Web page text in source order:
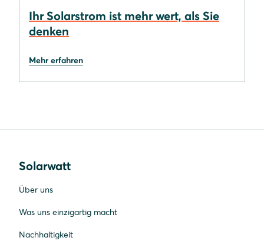
Ihr Solarstrom ist mehr wert, als Sie
denken
Mehr erfahren
Solarwatt
Über uns
Was uns einzigartig macht
Nachhaltigkeit